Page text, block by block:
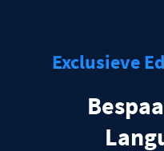
Exclusieve